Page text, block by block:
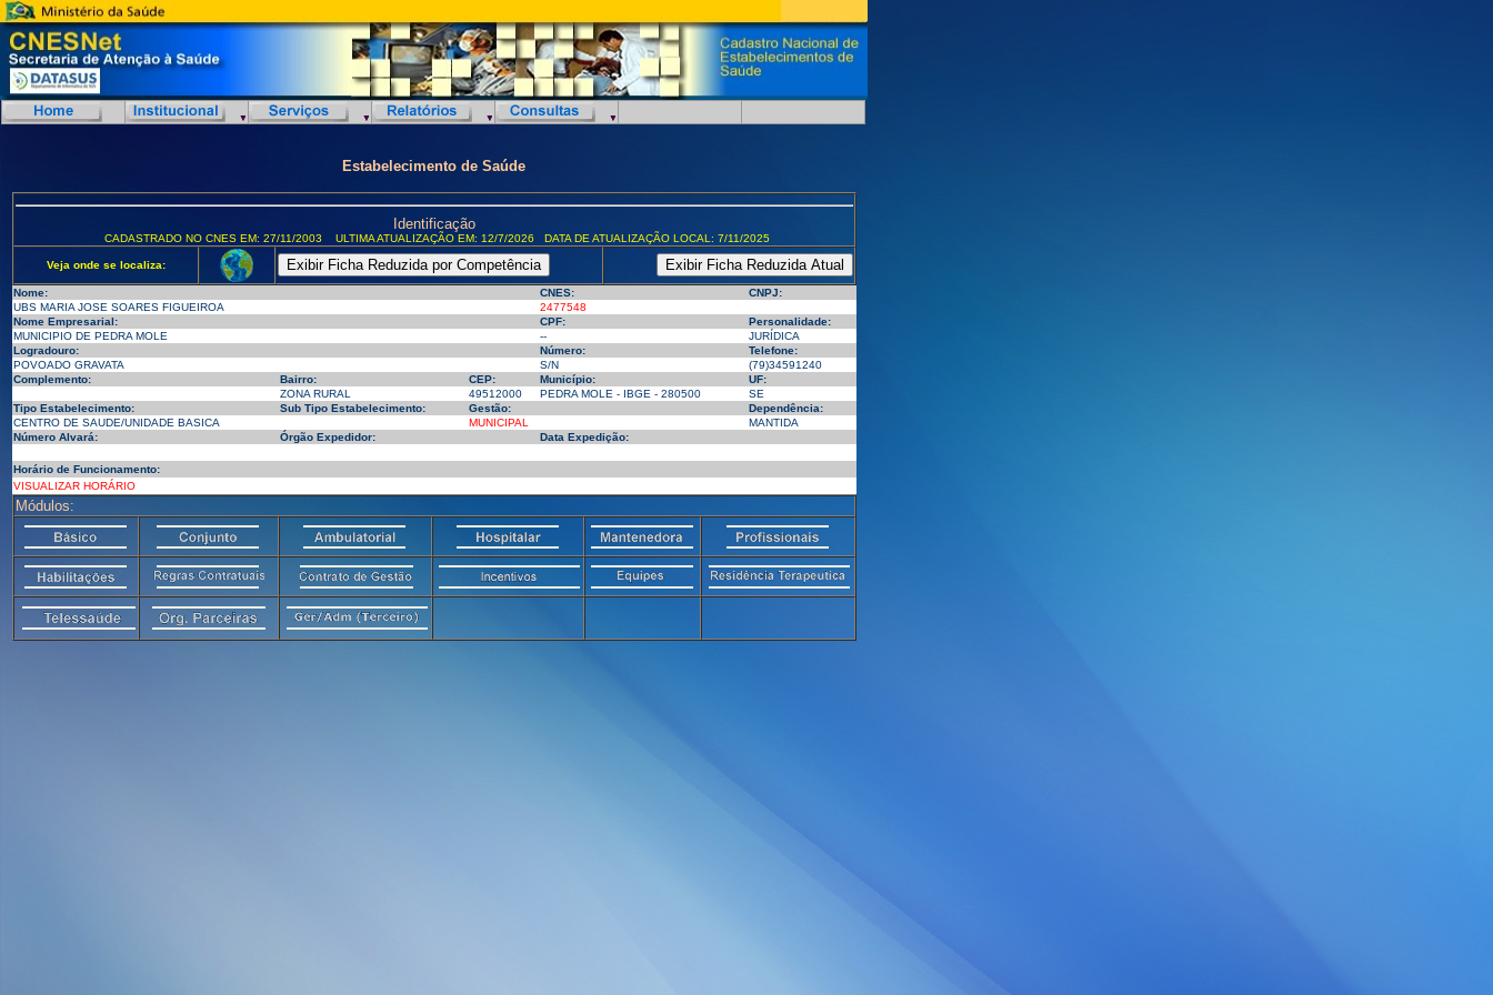
Estabelecimento de Saúde
Identificação
CADASTRADO NO CNES EM: 27/11/2003 ULTIMA ATUALIZAÇÃO EM: 12/7/2026 DATA DE ATUALIZAÇÃO LOCAL: 7/11/2025
Veja onde se localiza:
Nome: CNES:
CNPJ:
UBS MARIA JOSE SOARES FIGUEIROA
2477548
Nome Empresarial:
CPF:
Personalidade:
MUNICIPIO DE PEDRA MOLE
--
JURÍDICA
Logradouro:
Número:
Telefone:
POVOADO GRAVATA
S/N
(79)34591240
Complemento:
Bairro: CEP: Município:
UF:
ZONA RURAL
49512000 PEDRA MOLE - IBGE - 280500
SE
Tipo Estabelecimento:
Sub Tipo Estabelecimento: Gestão:
Dependência:
CENTRO DE SAUDE/UNIDADE BASICA
MUNICIPAL
MANTIDA
Número Alvará:
Órgão Expedidor: Data Expedição:
Horário de Funcionamento:
VISUALIZAR HORÁRIO
Módulos: